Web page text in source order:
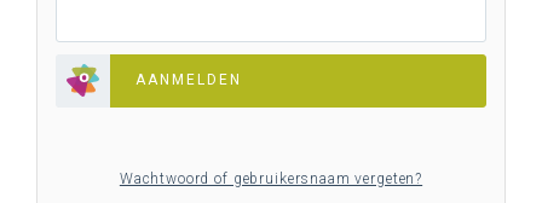
AANMELDEN
Wachtwoord of gebruikersnaam vergeten?